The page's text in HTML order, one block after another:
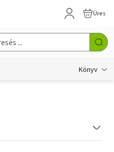
Üres
Könyv